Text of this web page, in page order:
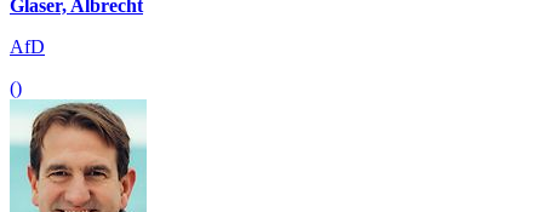
Glaser, Albrecht
AfD
()